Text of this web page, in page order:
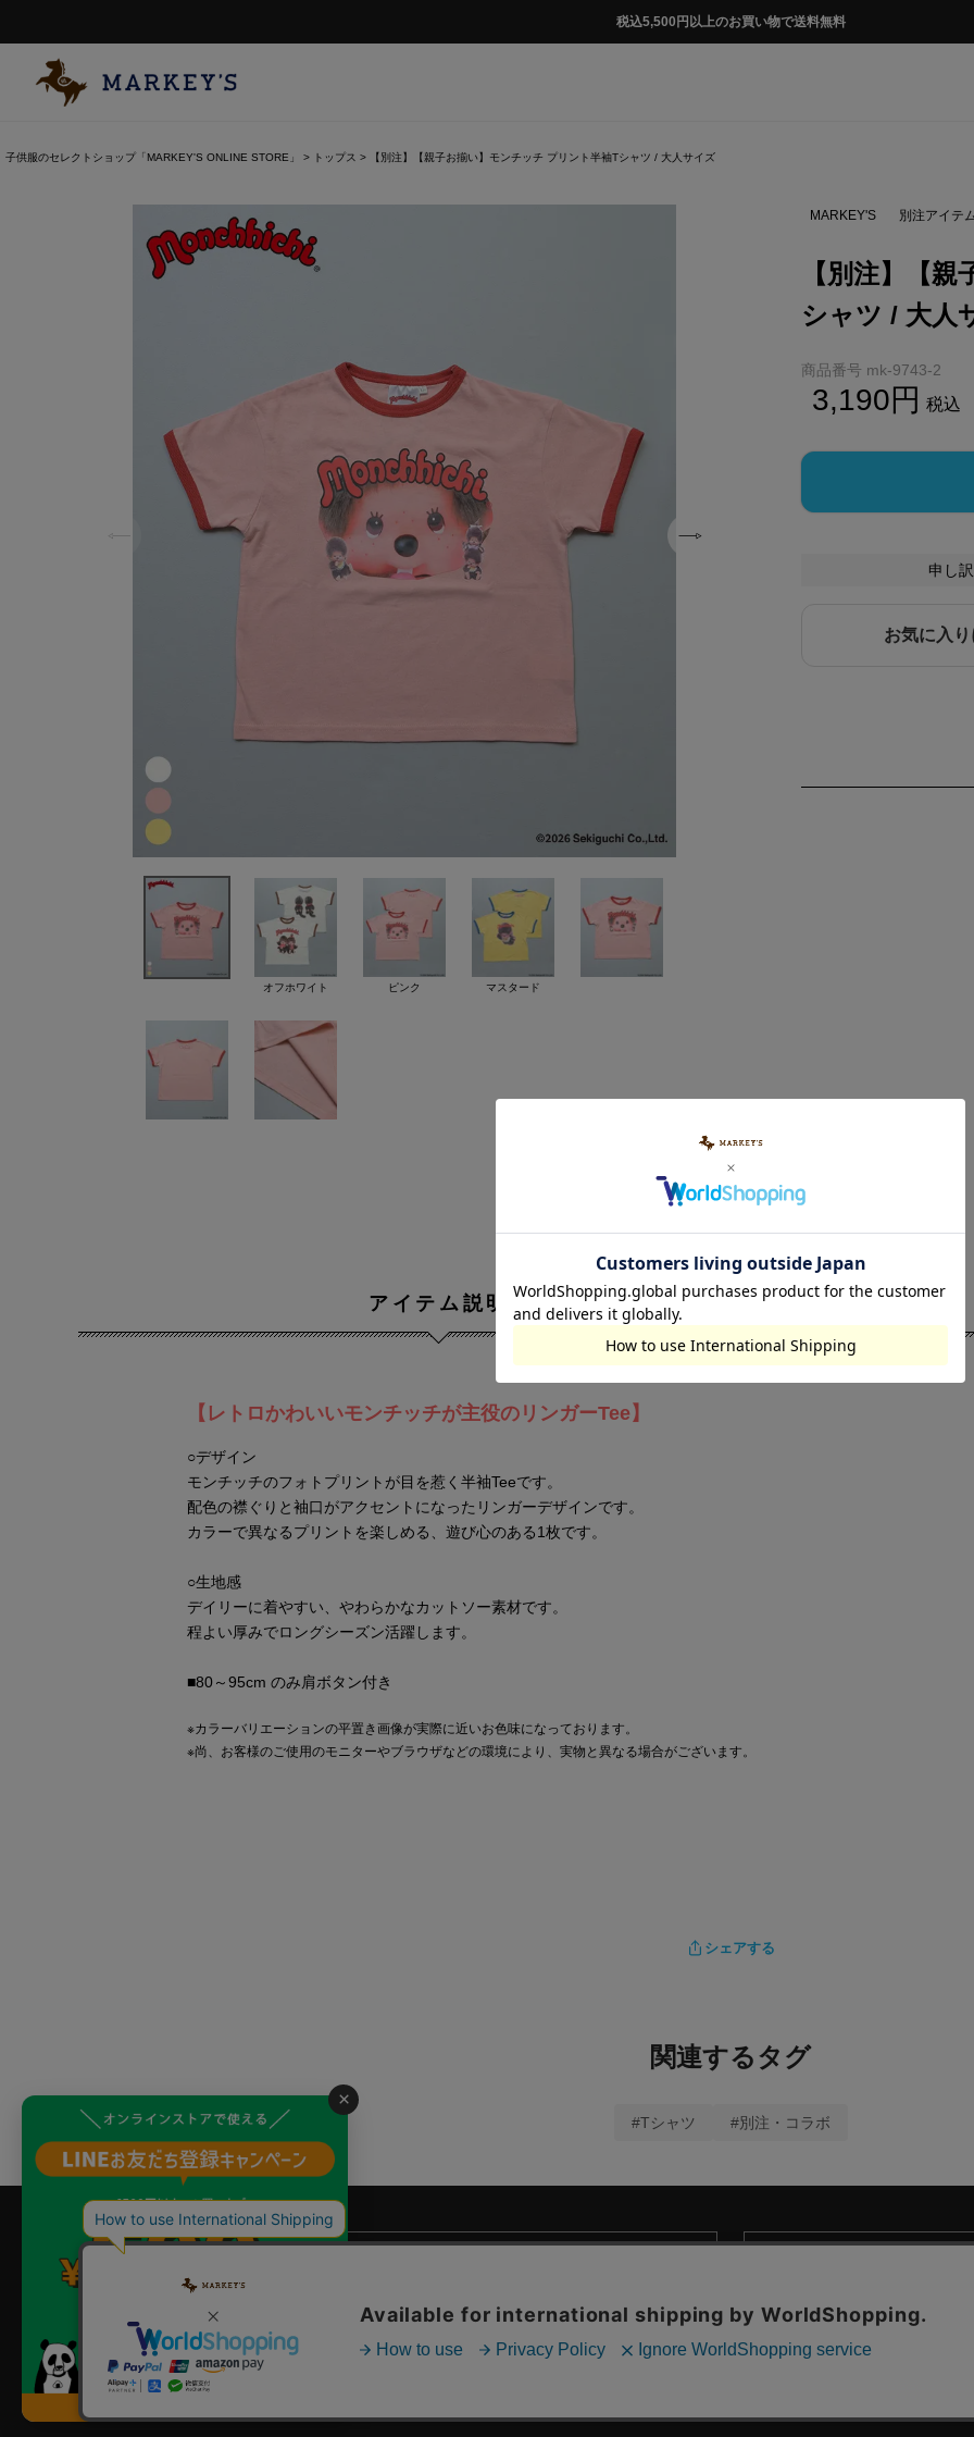
税込5,500円以上のお買い物で送料無料
×
子供服のセレクトショップ「MARKEY'S ONLINE STORE」 トップス 【別注】【親子お揃い】モンチッチ プリント半袖Tシャツ / 大人サイズ
オフホワイト ピンク マスタード
MARKEY'S 別注アイテ
【別注】【
シャツ / 大人
商品番号 mk-9743-2
3,190 税込
申し
お気に入
アイテム説明 素材・サイズ
【レトロかわいいモンチッチが主役のリンガーTee】
○デザイン
モンチッチのフォトプリントが目を惹く半袖Teeです。
配色の襟ぐりと袖口がアクセントになったリンガーデザインです。
カラーで異なるプリントを楽しめる、遊び心のある1枚です。
○生地感
デイリーに着やすい、やわらかなカットソー素材です。
程よい厚みでロングシーズン活躍します。
■80～95cm のみ肩ボタン付き
※カラーバリエーションの平置き画像が実際に近いお色味になっております。
※尚、お客様のご使用のモニターやブラウザなどの環境により、実物と異なる場合がございます。
シェアする
関連するタグ
#Tシャツ #別注・コラボ
ご利用ガイド 企業情報 お問い合わせ 個人情報保護方針特定商取引法に基づく表示